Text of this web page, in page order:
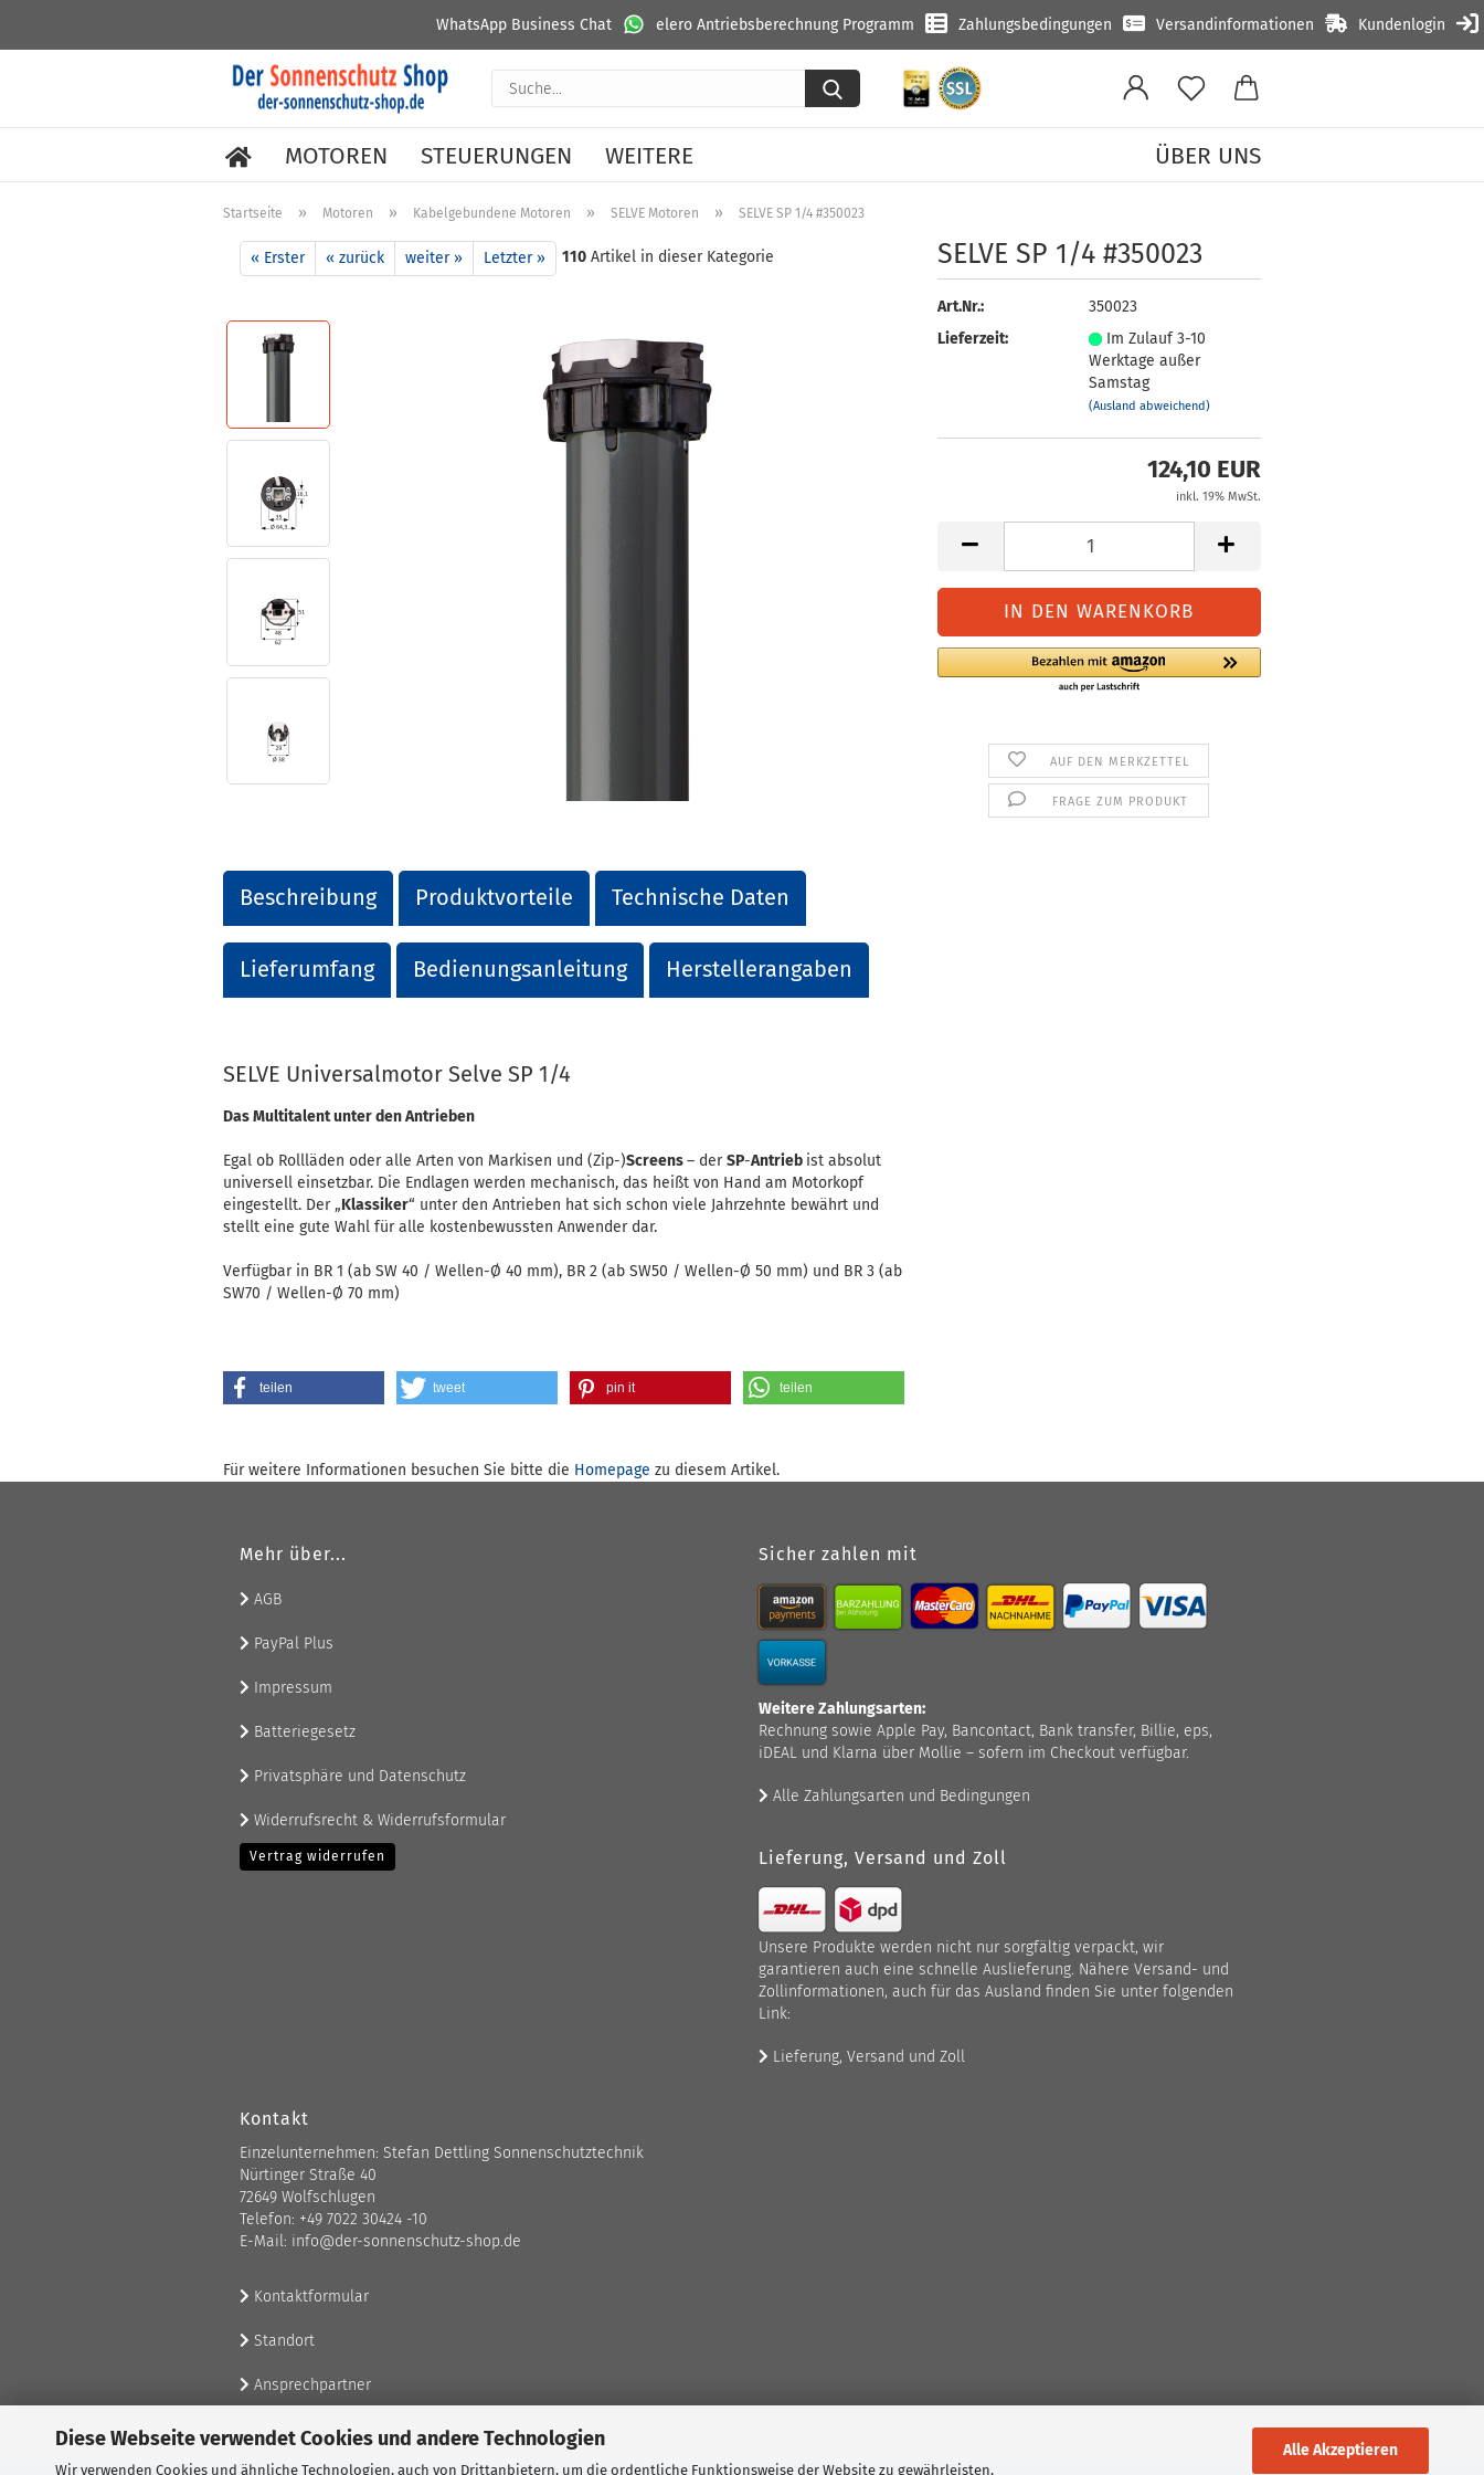
Diese Webseite verwendet Cookies und andere Technologien
Wir verwenden Cookies und ähnliche Technologien, auch von Drittanbietern, um die ordentliche Funktionsweise der Website zu gewährleisten,
Alle Akzeptieren
Kundenlogin
Versandinformationen
Zahlungsbedingungen
elero Antriebsberechnung Programm
WhatsApp Business Chat
Suche...
MOTOREN STEUERUNGEN ÜBER UNS
WEITERE
Startseite » Motoren » Kabelgebundene Motoren » SELVE Motoren » SELVE SP 1/4 #350023
« Erster « zurück weiter » Letzter » 110 Artikel in dieser Kategorie SELVE SP 1/4 #350023
Art.Nr.:
350023
Lieferzeit:
Im Zulauf 3-10
Werktage außer
Samstag
(Ausland abweichend)
124,10 EUR
inkl. 19% MwSt.
AUF DEN MERKZETTEL
FRAGE ZUM PRODUKT
Beschreibung Produktvorteile Technische Daten
Lieferumfang Bedienungsanleitung Herstellerangaben
SELVE Universalmotor Selve SP 1/4
Das Multitalent unter den Antrieben
Egal ob Rollläden oder alle Arten von Markisen und (Zip-)Screens– derSP-Antrieb ist absolut
universell einsetzbar. Die Endlagen werden mechanisch, das heißt von Hand am Motorkopf
eingestellt. Der „Klassiker“ unter den Antrieben hat sich schon viele Jahrzehnte bewährt und
stellt eine gute Wahl für alle kostenbewussten Anwender dar.
Verfügbar in BR 1 (ab SW 40 / Wellen-Ø 40 mm), BR 2 (ab SW50 / Wellen-Ø 50 mm) und BR 3 (ab
SW70 / Wellen-Ø 70 mm)
teilen tweet pin it teilen
Für weitere Informationen besuchen Sie bitte die Homepage zu diesem Artikel.
Mehr über...
AGB
PayPal Plus
Impressum
Batteriegesetz
Privatsphäre und Datenschutz
Widerrufsrecht & Widerrufsformular
Vertrag widerrufen
Sicher zahlen mit
Weitere Zahlungsarten:
Rechnung sowie Apple Pay, Bancontact, Bank transfer, Billie, eps,
iDEAL und Klarna über Mollie – sofern im Checkout verfügbar.
Alle Zahlungsarten und Bedingungen
Lieferung, Versand und Zoll
Unsere Produkte werden nicht nur sorgfältig verpackt, wir
garantieren auch eine schnelle Auslieferung. Nähere Versand- und
Zollinformationen, auch für das Ausland finden Sie unter folgenden
Link:
Lieferung, Versand und Zoll
Kontakt
Einzelunternehmen: Stefan Dettling Sonnenschutztechnik
Nürtinger Straße 40
72649 Wolfschlugen
Telefon: +49 7022 30424 -10
E-Mail: info@der-sonnenschutz-shop.de
Kontaktformular
Standort
Ansprechpartner